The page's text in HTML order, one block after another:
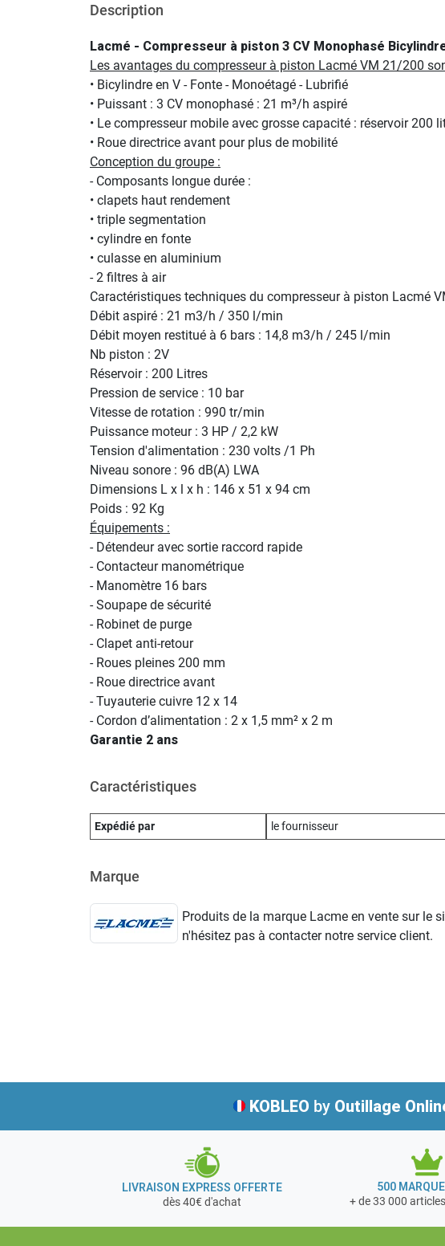
Description
Lacmé - Compresseur à piston 3 CV Monophasé
Les avantages du compresseur à piston Lacmé VM 21/200
• Bicylindre en V - Fonte - Monoétagé - Lubrifié
• Puissant : 3 CV monophasé : 21 m³/h aspiré
• Le compresseur mobile avec grosse capacité : réservoir 200
• Roue directrice avant pour plus de mobilité
Conception du groupe :
- Composants longue durée :
• clapets haut rendement
• triple segmentation
• cylindre en fonte
• culasse en aluminium
- 2 filtres à air
Caractéristiques techniques du compresseur à piston Lacmé
Débit aspiré : 21 m3/h / 350 l/min
Débit moyen restitué à 6 bars : 14,8 m3/h / 245 l/min
Nb piston : 2V
Réservoir : 200 Litres
Pression de service : 10 bar
Vitesse de rotation : 990 tr/min
Puissance moteur : 3 HP / 2,2 kW
Tension d'alimentation : 230 volts /1 Ph
Niveau sonore : 96 dB(A) LWA
Dimensions L x l x h : 146 x 51 x 94 cm
Poids : 92 Kg
Équipements :
- Détendeur avec sortie raccord rapide
- Contacteur manométrique
- Manomètre 16 bars
- Soupape de sécurité
- Robinet de purge
- Clapet anti-retour
- Roues pleines 200 mm
- Roue directrice avant
- Tuyauterie cuivre 12 x 14
- Cordon d’alimentation : 2 x 1,5 mm² x 2 m
Garantie 2 ans
Caractéristiques
Expédié par le fournisseur
Marque
Produits de la marque Lacme en vente sur le
n'hésitez pas à contacter notre service client.
KOBLEO by Outillage
LIVRAISON EXPRESS OFFERTE
dès 40€ d'achat
500
+ de 33 000